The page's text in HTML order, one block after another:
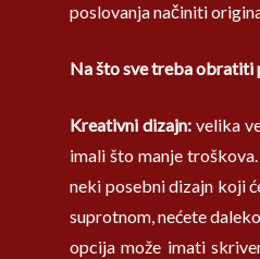
poslovanja načiniti
Na što sve treba obratiti
Kreativni dizajn:velika
imali što manje
neki posebni dizajn koji
suprotnom, nećete
opcija može imati